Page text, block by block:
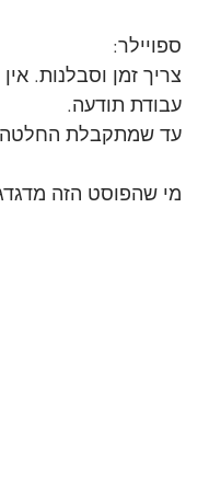
ספויילר:
צריך זמן וסבלנות.
עבודת תודעה.
עד שמתקבלת
מי שהפוסט הזה